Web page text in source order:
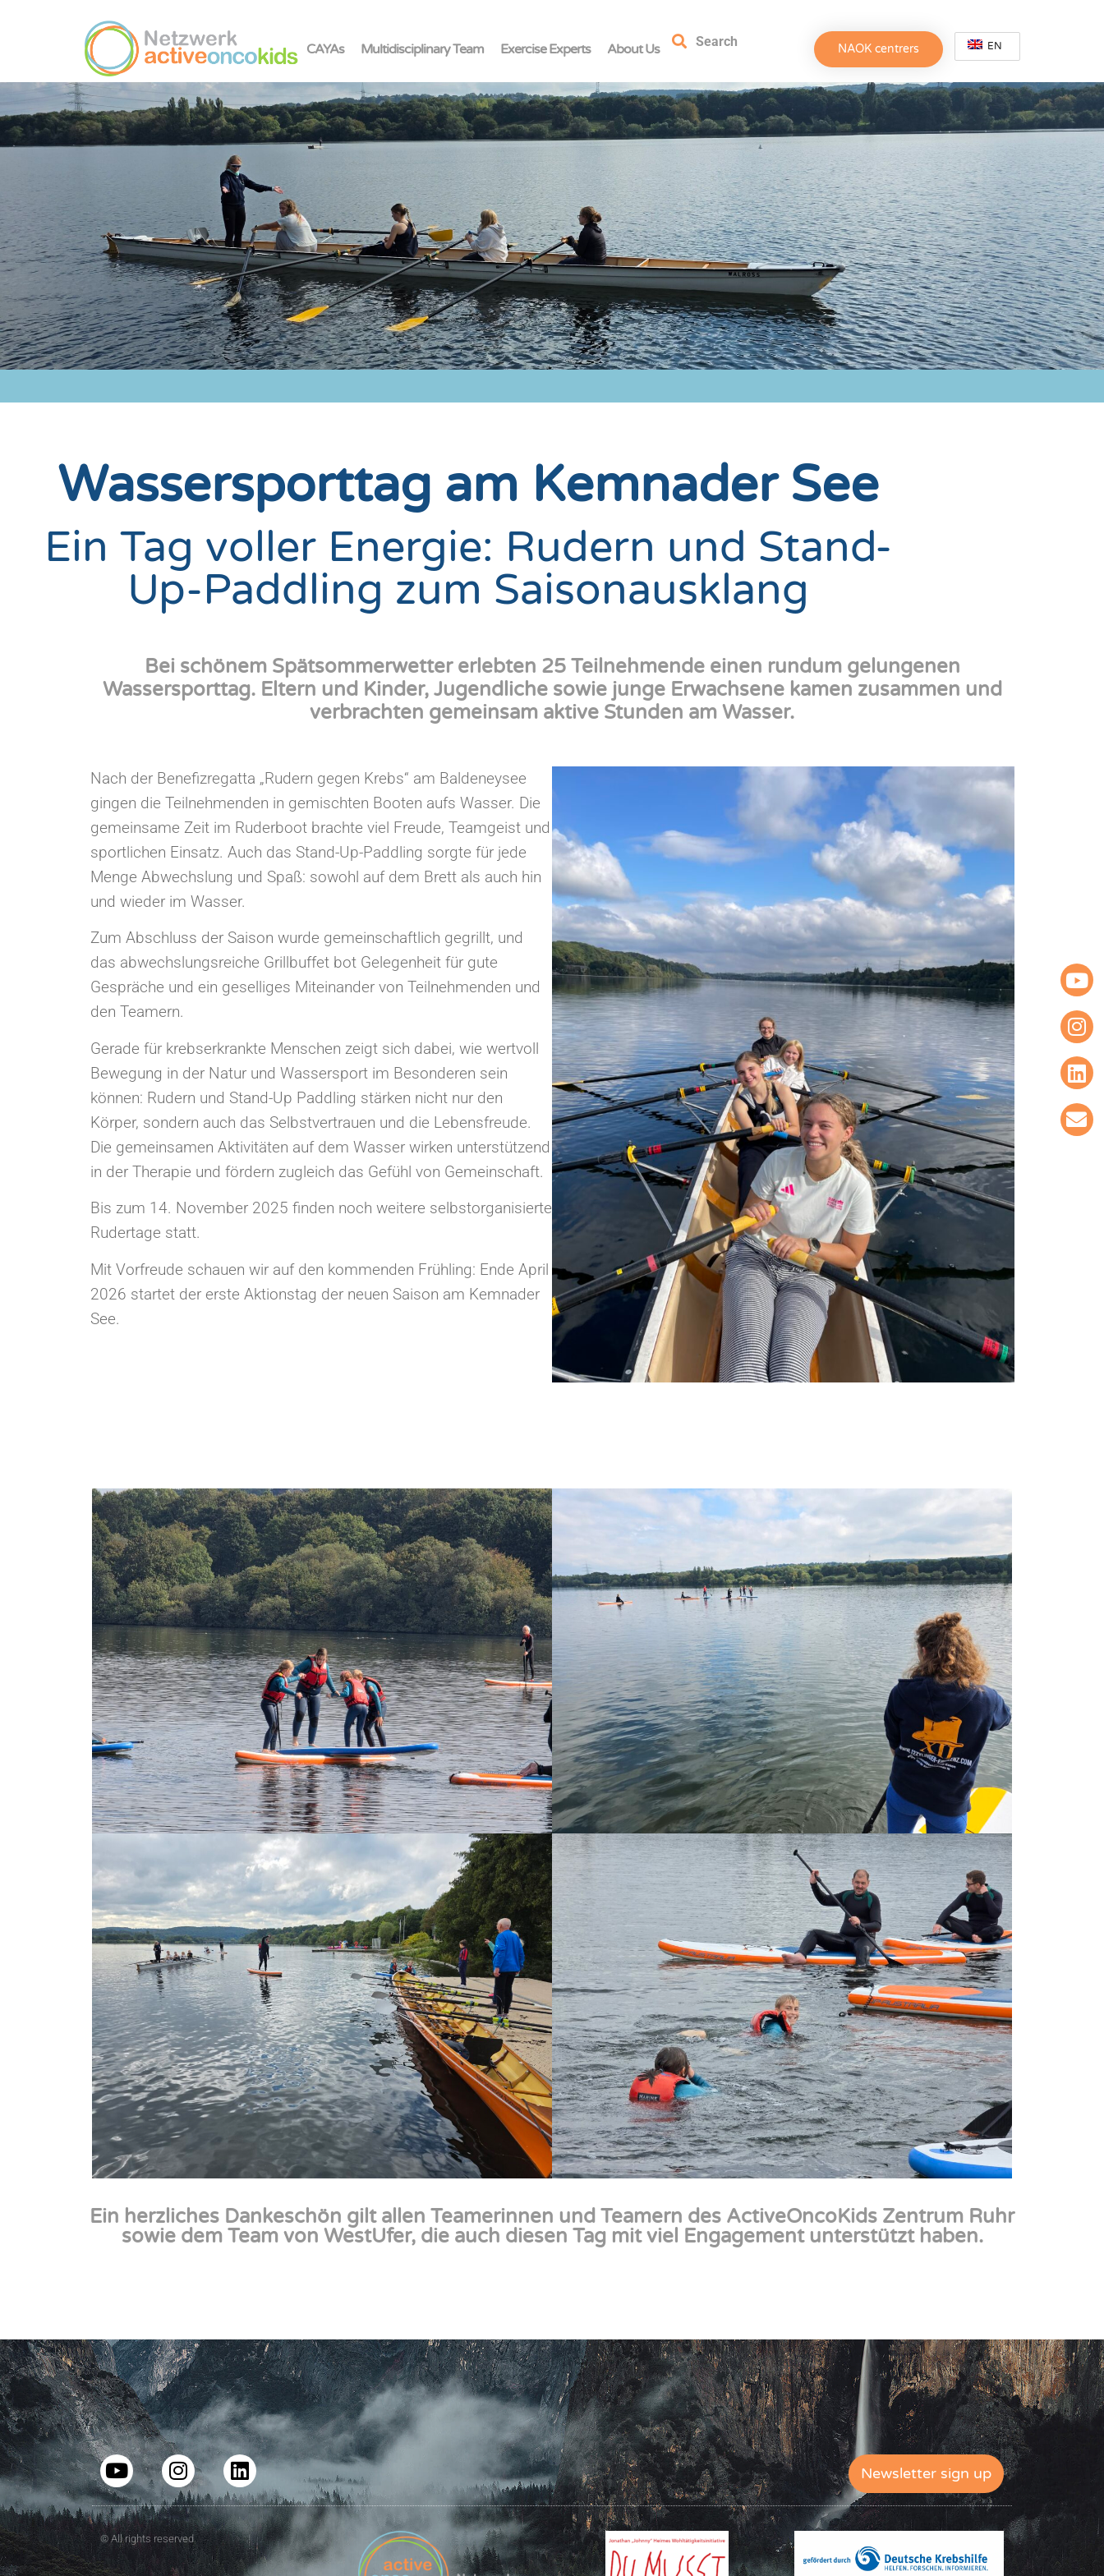
CAYAs Multidisciplinary Team Exercise Experts About Us Search NAOK centrers EN
Wassersporttag am Kemnader See
Ein Tag voller Energie: Rudern und Stand-
Up-Paddling zum Saisonausklang
Bei schönem Spätsommerwetter erlebten 25 Teilnehmende einen rundum gelungenen
Wassersporttag. Eltern und Kinder, Jugendliche sowie junge Erwachsene kamen zusammen und
verbrachten gemeinsam aktive Stunden am Wasser.
Nach der Benefizregatta „Rudern gegen Krebs“ am Baldeneysee
gingen die Teilnehmenden in gemischten Booten aufs Wasser. Die
gemeinsame Zeit im Ruderboot brachte viel Freude, Teamgeist und
sportlichen Einsatz. Auch das Stand-Up-Paddling sorgte für jede
Menge Abwechslung und Spaß: sowohl auf dem Brett als auch hin
und wieder im Wasser.
Zum Abschluss der Saison wurde gemeinschaftlich gegrillt, und
das abwechslungsreiche Grillbuffet bot Gelegenheit für gute
Gespräche und ein geselliges Miteinander von Teilnehmenden und
den Teamern.
Gerade für krebserkrankte Menschen zeigt sich dabei, wie wertvoll
Bewegung in der Natur und Wassersport im Besonderen sein
können: Rudern und Stand-Up Paddling stärken nicht nur den
Körper, sondern auch das Selbstvertrauen und die Lebensfreude.
Die gemeinsamen Aktivitäten auf dem Wasser wirken unterstützend
in der Therapie und fördern zugleich das Gefühl von Gemeinschaft.
Bis zum 14. November 2025 finden noch weitere selbstorganisierte
Rudertage statt.
Mit Vorfreude schauen wir auf den kommenden Frühling: Ende April
2026 startet der erste Aktionstag der neuen Saison am Kemnader
See.
Ein herzliches Dankeschön gilt allen Teamerinnen und Teamern des ActiveOncoKids Zentrum Ruhr
sowie dem Team von WestUfer, die auch diesen Tag mit viel Engagement unterstützt haben.
Newsletter sign up
© All rights reserved